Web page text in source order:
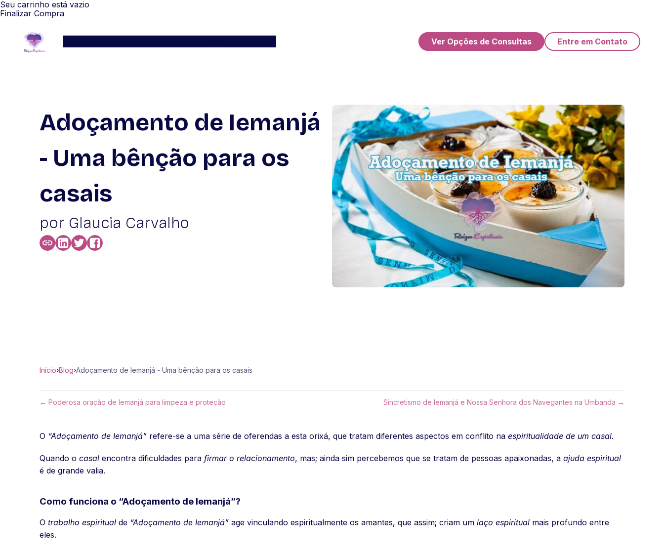
Seu carrinho está vazio
Finalizar Compra
Ver Opções de Consultas Entre em Contato
Adoçamento de Iemanjá
- Uma bênção para os
casais
por Glaucia Carvalho
Início›Blog›Adoçamento de Iemanjá - Uma bênção para os casais
← Poderosa oração de Iemanjá para limpeza e proteção Sincretismo de Iemanjá e Nossa Senhora dos Navegantes na Umbanda →
O “Adoçamento de Iemanjá” refere-se a uma série de oferendas a esta orixá, que tratam diferentes aspectos em conflito na espiritualidade de um casal.
Quando o casal encontra dificuldades para firmar o relacionamento, mas; ainda sim percebemos que se tratam de pessoas apaixonadas, a ajuda espiritual
é de grande valia.
Como funciona o “Adoçamento de Iemanjá”?
O trabalho espiritual de “Adoçamento de Iemanjá” age vinculando espiritualmente os amantes, que assim; criam um laço espiritual mais profundo entre
eles.